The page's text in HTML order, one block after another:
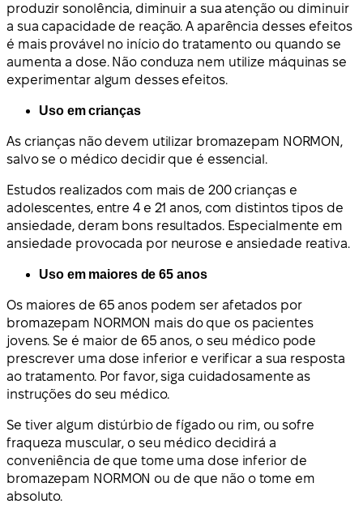
produzir sonolência, diminuir a sua atenção ou diminuir
a sua capacidade de reação. A aparência desses efeitos
é mais provável no início do tratamento ou quando se
aumenta a dose. Não conduza nem utilize máquinas se
experimentar algum desses efeitos.
Uso em crianças
As crianças não devem utilizar bromazepam NORMON,
salvo se o médico decidir que é essencial.
Estudos realizados com mais de 200 crianças e
adolescentes, entre 4 e 21 anos, com distintos tipos de
ansiedade, deram bons resultados. Especialmente em
ansiedade provocada por neurose e ansiedade reativa.
Uso em maiores de 65 anos
Os maiores de 65 anos podem ser afetados por
bromazepam NORMON mais do que os pacientes
jovens. Se é maior de 65 anos, o seu médico pode
prescrever uma dose inferior e verificar a sua resposta
ao tratamento. Por favor, siga cuidadosamente as
instruções do seu médico.
Se tiver algum distúrbio de fígado ou rim, ou sofre
fraqueza muscular, o seu médico decidirá a
conveniência de que tome uma dose inferior de
bromazepam NORMON ou de que não o tome em
absoluto.